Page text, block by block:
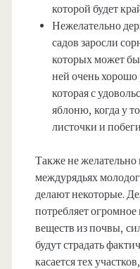
которой будет
Нежелательно
садов заросли
которых может
ней очень хорошо
которая с
яблоню, когда у
листочки и
Также не желательно
междурядьях
делают некоторые.
потребляет
веществ из почвы,
будут страдать
касается тех